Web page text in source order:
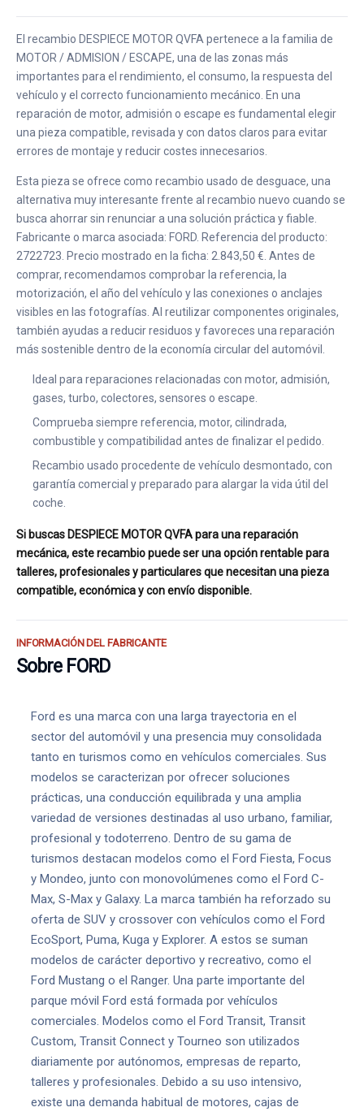
El recambio DESPIECE MOTOR QVFA pertenece a la familia de
MOTOR / ADMISION / ESCAPE, una de las zonas más
importantes para el rendimiento, el consumo, la respuesta del
vehículo y el correcto funcionamiento mecánico. En una
reparación de motor, admisión o escape es fundamental elegir
una pieza compatible, revisada y con datos claros para evitar
errores de montaje y reducir costes innecesarios.
Esta pieza se ofrece como recambio usado de desguace, una
alternativa muy interesante frente al recambio nuevo cuando se
busca ahorrar sin renunciar a una solución práctica y fiable.
Fabricante o marca asociada: FORD. Referencia del producto:
2722723. Precio mostrado en la ficha: 2.843,50 €. Antes de
comprar, recomendamos comprobar la referencia, la
motorización, el año del vehículo y las conexiones o anclajes
visibles en las fotografías. Al reutilizar componentes originales,
también ayudas a reducir residuos y favoreces una reparación
más sostenible dentro de la economía circular del automóvil.
Ideal para reparaciones relacionadas con motor, admisión,
gases, turbo, colectores, sensores o escape.
Comprueba siempre referencia, motor, cilindrada,
combustible y compatibilidad antes de finalizar el pedido.
Recambio usado procedente de vehículo desmontado, con
garantía comercial y preparado para alargar la vida útil del
coche.
Si buscas DESPIECE MOTOR QVFA para una reparación
mecánica, este recambio puede ser una opción rentable para
talleres, profesionales y particulares que necesitan una pieza
compatible, económica y con envío disponible.
INFORMACIÓN DEL FABRICANTE
Sobre FORD
Ford es una marca con una larga trayectoria en el
sector del automóvil y una presencia muy consolidada
tanto en turismos como en vehículos comerciales. Sus
modelos se caracterizan por ofrecer soluciones
prácticas, una conducción equilibrada y una amplia
variedad de versiones destinadas al uso urbano, familiar,
profesional y todoterreno. Dentro de su gama de
turismos destacan modelos como el Ford Fiesta, Focus
y Mondeo, junto con monovolúmenes como el Ford C-
Max, S-Max y Galaxy. La marca también ha reforzado su
oferta de SUV y crossover con vehículos como el Ford
EcoSport, Puma, Kuga y Explorer. A estos se suman
modelos de carácter deportivo y recreativo, como el
Ford Mustang o el Ranger. Una parte importante del
parque móvil Ford está formada por vehículos
comerciales. Modelos como el Ford Transit, Transit
Custom, Transit Connect y Tourneo son utilizados
diariamente por autónomos, empresas de reparto,
talleres y profesionales. Debido a su uso intensivo,
existe una demanda habitual de motores, cajas de